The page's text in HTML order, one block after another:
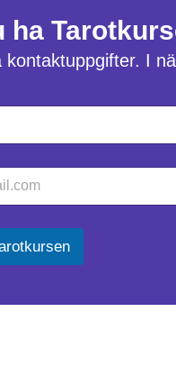
ha
kontaktuppgifter. I